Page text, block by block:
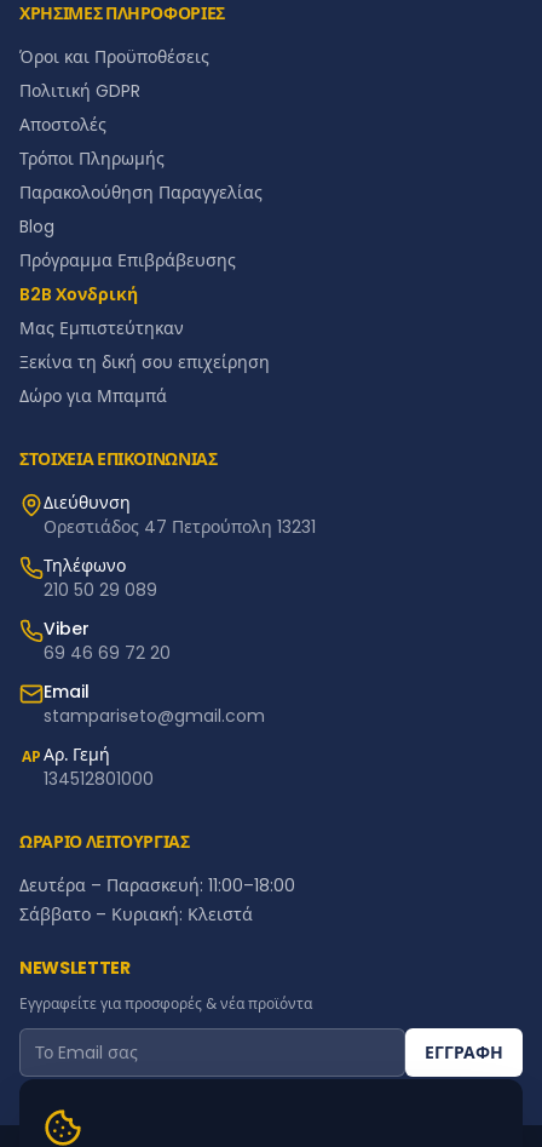
ΧΡΗΣΙΜΕΣ ΠΛΗΡΟΦΟΡΙΕΣ
Όροι και Προϋποθέσεις
Πολιτική GDPR
Αποστολές
Τρόποι Πληρωμής
Παρακολούθηση Παραγγελίας
Blog
Πρόγραμμα Επιβράβευσης
B2B Χονδρική
Μας Εμπιστεύτηκαν
Ξεκίνα τη δική σου επιχείρηση
Δώρο για Μπαμπά
ΣΤΟΙΧΕΙΑ ΕΠΙΚΟΙΝΩΝΙΑΣ
Διεύθυνση
Ορεστιάδος 47 Πετρούπολη 13231
Τηλέφωνο
210 50 29 089
Viber
69 46 69 72 20
Email
stampariseto@gmail.com
ΑΡΑρ. Γεμή
134512801000
ΩΡΑΡΙΟ ΛΕΙΤΟΥΡΓΙΑΣ
Δευτέρα – Παρασκευή: 11:00–18:00
Σάββατο – Κυριακή: Κλειστά
NEWSLETTER
Εγγραφείτε για προσφορές & νέα προϊόντα
ΕΓΓΡΑΦΗ